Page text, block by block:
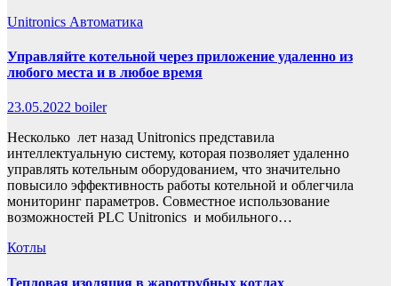
Unitronics Автоматика
Управляйте котельной через приложение удаленно из
любого места и в любое время
23.05.2022 boiler
Несколько лет назад Unitronics представила
интеллектуальную систему, которая позволяет удаленно
управлять котельным оборудованием, что значительно
повысило эффективность работы котельной и облегчила
мониторинг параметров. Совместное использование
возможностей PLC Unitronics и мобильного…
Котлы
Тепловая изоляция в жаротрубных котлах